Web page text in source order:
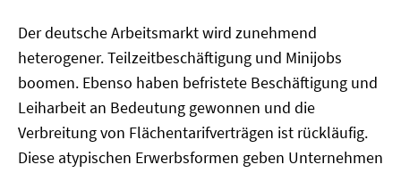
Der deutsche Arbeitsmarkt wird zunehmend
heterogener. Teilzeitbeschäftigung und Minijobs
boomen. Ebenso haben befristete Beschäftigung und
Leiharbeit an Bedeutung gewonnen und die
Verbreitung von Flächentarifverträgen ist rückläufig.
Diese atypischen Erwerbsformen geben Unternehmen